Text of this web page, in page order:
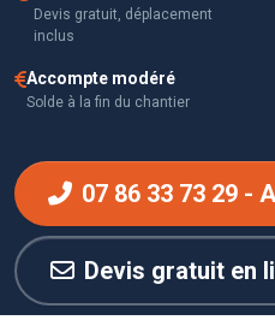
Devis gratuit, déplacement
inclus
Accompte modéré
Solde à la fin du chantier
07 86 33 73 29 -
Devis gratuit en